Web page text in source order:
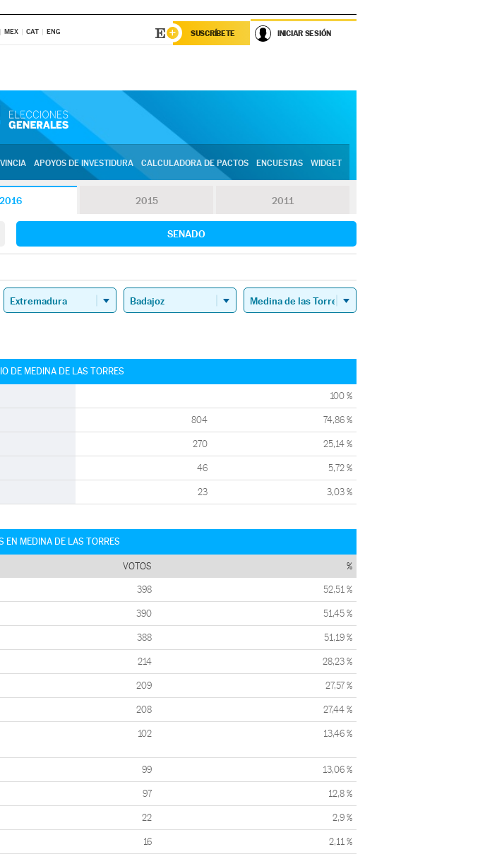
MEX CAT ENG SUSCRÍBETE INICIAR SESIÓN
APOYOS DE INVESTIDURA CALCULADORA DE PACTOS ENCUESTAS WIDGET
2016 2015 2011
SENADO
DE MEDINA DE LAS TORRES
100 %
804 74,86 %
270 25,14 %
46 5,72 %
23 3,03 %
EN MEDINA DE LAS TORRES
VOTOS %
398 52,51 %
390 51,45 %
388 51,19 %
214 28,23 %
209 27,57 %
208 27,44 %
102 13,46 %
99 13,06 %
97 12,8 %
22 2,9 %
16 2,11 %